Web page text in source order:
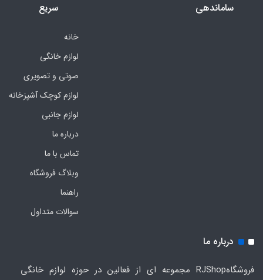
ساماندهی
سریع
خانه
لوازم خانگی
صوتی و تصویری
لوازم کوچک آشپزخانه
لوازم جانبی
درباره ما
تماس با ما
وبلاگ فروشگاه
راهنما
سوالات متداول
درباره ما
فروشگاهRJShop مجموعه ای از فعالین در حوزه لوازم خانگی